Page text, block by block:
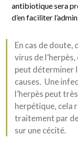
antibiotique sera
d’en faciliter
En cas de doute,
virus de
peut déterminer
causes. Une
l’herpès peut
herpétique, cela
traitement par
sur une cécité.